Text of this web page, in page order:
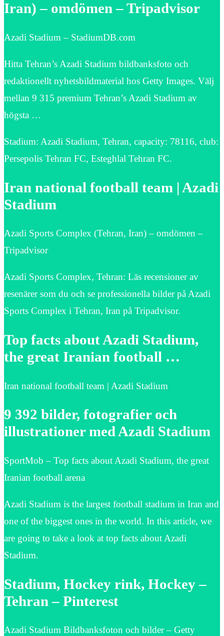
Iran) – omdömen – Tripadvisor
Azadi Stadium – StadiumDB.com
Hitta Tehran’s Azadi Stadium bildbanksfoto och
redaktionellt nyhetsbildmaterial hos Getty Images. Välj
mellan 9 315 premium Tehran’s Azadi Stadium av
högsta …
Stadium: Azadi Stadium, Tehran, capacity: 78116, club:
Persepolis Tehran FC, Esteghlal Tehran FC.
Iran national football team | Azadi
Stadium
Azadi Sports Complex (Tehran, Iran) – omdömen –
Tripadvisor
Azadi Sports Complex, Tehran: Läs recensioner av
resenärer som du och se professionella bilder på Azadi
Sports Complex i Tehran, Iran på Tripadvisor.
Top facts about Azadi Stadium,
the great Iranian football …
Iran national football team | Azadi Stadium
9 392 bilder, fotografier och
illustrationer med Azadi Stadium
SportMob – Top facts about Azadi Stadium, the great
Iranian football arena
Azadi Stadium is the largest football stadium in Iran and
one of the biggest ones in the world. In this article, we
are going to take a look at top facts about Azadi
Stadium.
Stadium, Hockey rink, Hockey –
Tehran – Pinterest
Azadi Stadium Bildbanksfoton och bilder – Getty